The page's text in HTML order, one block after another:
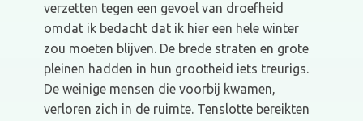
verzetten tegen een gevoel van droefheid
omdat ik bedacht dat ik hier een hele winter
zou moeten blijven. De brede straten en grote
pleinen hadden in hun grootheid iets treurigs.
De weinige mensen die voorbij kwamen,
verloren zich in de ruimte. Tenslotte bereikten